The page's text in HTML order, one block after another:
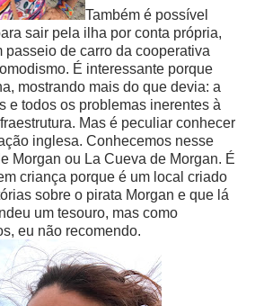
Também é possível
sair pela ilha por conta própria,
passeio de carro da cooperativa
É interessante porque
mostrando mais do que devia: a
e todos os problemas inerentes à
Mas é peculiar conhecer
inglesa. Conhecemos nesse
Morgan ou La Cueva de Morgan. É
criança porque é um local criado
sobre o pirata Morgan e que lá
um tesouro, mas como
eu não recomendo.